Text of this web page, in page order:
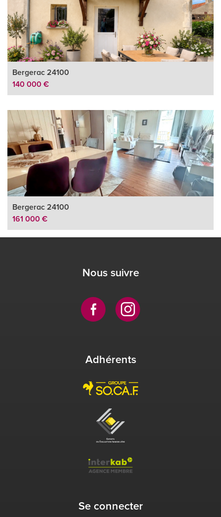
Bergerac 24100
140 000 €
Bergerac 24100
161 000 €
Nous suivre
Adhérents
Se connecter